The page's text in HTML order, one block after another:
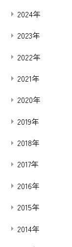
2024年
2023年
2022年
2021年
2020年
2019年
2018年
2017年
2016年
2015年
2014年